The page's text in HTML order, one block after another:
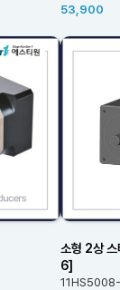
53,900
소형 2상
6]